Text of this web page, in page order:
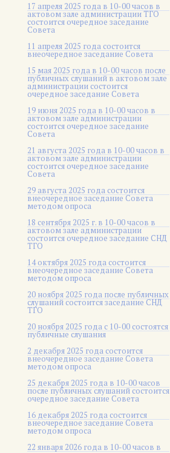
17 апреля 2025 года в 10-00 часов в
актовом зале администрации ТГО
состоится очередное заседание
Совета
11 апреля 2025 года состоится
внеочередное заседание Совета
15 мая 2025 года в 10-00 часов после
публичных слушаний в актовом зале
администрации состоится
очередное заседание Совета
19 июня 2025 года в 10-00 часов в
актовом зале администрации
состоится очередное заседание
Совета
21 августа 2025 года в 10-00 часов в
актовом зале администрации
состоится очередное заседание
Совета
29 августа 2025 года состоится
внеочередное заседание Совета
методом опроса
18 сентября 2025 г. в 10-00 часов в
актовом зале администрации
состоится очередное заседание СНД
ТГО
14 октября 2025 года состоится
внеочередное заседание Совета
методом опроса
20 ноября 2025 года после публичных
слушаний состоится заседание СНД
ТГО
20 ноября 2025 года c 10-00 состоятся
публичные слушания
2 декабря 2025 года состоится
внеочередное заседание Совета
методом опроса
25 декабря 2025 года в 10-00 часов
после публичных слушаний состоится
очередное заседание Совета
16 декабря 2025 года состоится
внеочередное заседание Совета
методом опроса
22 января 2026 года в 10-00 часов в